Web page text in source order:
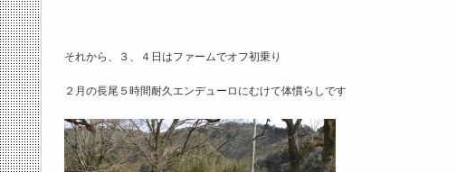
それから、３、４日はファームでオフ初乗り
２月の長尾５時間耐久エンデューロにむけて体慣らしです